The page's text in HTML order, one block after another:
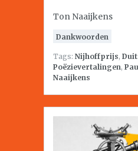
Ton Naaijkens
Dankwoorden
Tags: Nijhoffprijs,
Poëzievertalingen,
Naaijkens